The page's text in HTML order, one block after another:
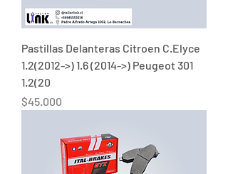
Pastillas Delanteras Citroen C.Elyce
1.2(2012->) 1.6 (2014->) Peugeot 301
1.2(20
Precio
$45.000